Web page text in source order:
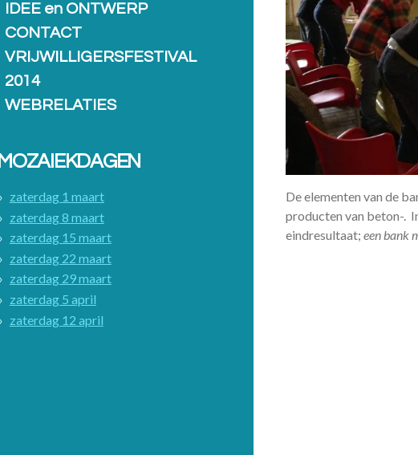
De elementen van de
producten van beton-.
eindresultaat;een bank
IDEE en ONTWERP
CONTACT
VRIJWILLIGERSFESTIVAL
2014
WEBRELATIES
MOZAIEKDAGEN
zaterdag 1 maart
zaterdag 8 maart
zaterdag 15 maart
zaterdag 22 maart
zaterdag 29 maart
zaterdag 5 april
zaterdag 12 april